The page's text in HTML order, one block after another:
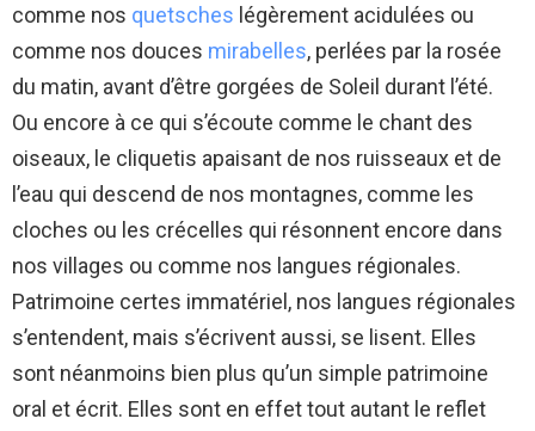
comme nos quetsches légèrement acidulées ou
comme nos douces mirabelles, perlées par la rosée
du matin, avant d’être gorgées de Soleil durant l’été.
Ou encore à ce qui s’écoute comme le chant des
oiseaux, le cliquetis apaisant de nos ruisseaux et de
l’eau qui descend de nos montagnes, comme les
cloches ou les crécelles qui résonnent encore dans
nos villages ou comme nos langues régionales.
Patrimoine certes immatériel, nos langues régionales
s’entendent, mais s’écrivent aussi, se lisent. Elles
sont néanmoins bien plus qu’un simple patrimoine
oral et écrit. Elles sont en effet tout autant le reflet